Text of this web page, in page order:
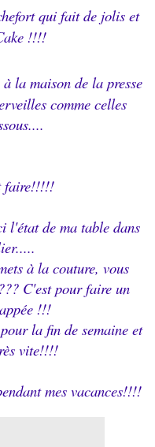
qui fait de jolis et
!!!!
la maison de la presse
comme celles
faire!!!!!
l'état de ma table dans
à la couture, vous
C'est pour faire un
!!!
la fin de semaine et
vite!!!!
mes vacances!!!!